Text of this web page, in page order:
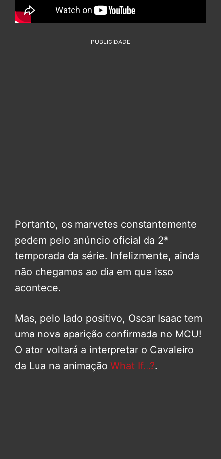
PUBLICIDADE
Portanto, os marvetes constantemente
pedem pelo anúncio oficial da 2ª
temporada da série. Infelizmente, ainda
não chegamos ao dia em que isso
acontece.
Mas, pelo lado positivo, Oscar Isaac tem
uma nova aparição confirmada no MCU!
O ator voltará a interpretar o Cavaleiro
da Lua na animação What If…?.